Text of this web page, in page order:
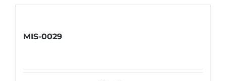
MIS-0029